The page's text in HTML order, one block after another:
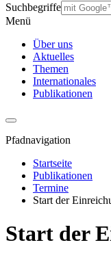
Suchbegriffe
Menü
Über uns
Aktuelles
Themen
Internationales
Publikationen
Pfadnavigation
Startseite
Publikationen
Termine
Start der
Start der